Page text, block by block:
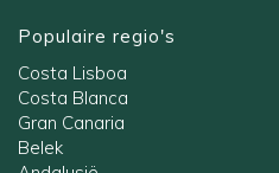
Populaire regio's
Costa Lisboa
Costa Blanca
Gran Canaria
Belek